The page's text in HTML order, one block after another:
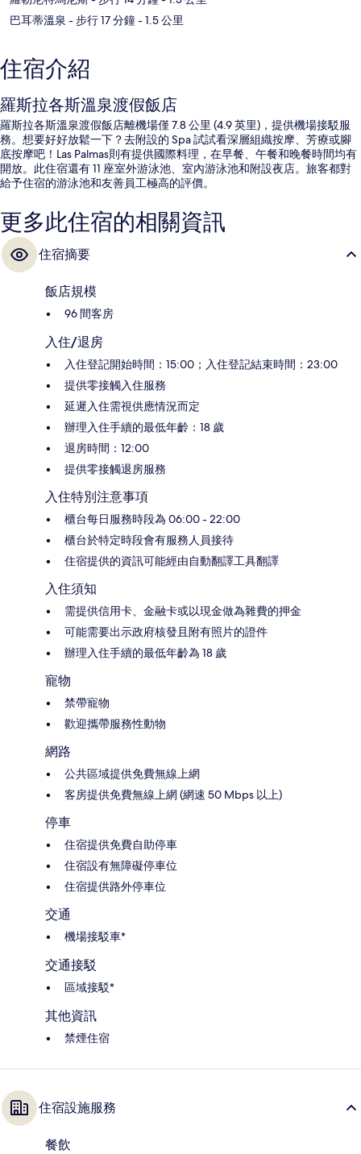
巴耳蒂溫泉 - 步行 17 分鐘- 1.5 公里
住宿介紹
羅斯拉各斯溫泉渡假飯店
羅斯拉各斯溫泉渡假飯店離機場僅 7.8 公里 (4.9 英里)，提供機場接駁服
務。想要好好放鬆一下？去附設的 Spa 試試看深層組織按摩、芳療或腳
底按摩吧！Las Palmas則有提供國際料理，在早餐、午餐和晚餐時間均有
開放。此住宿還有 11 座室外游泳池、室內游泳池和附設夜店。旅客都對
給予住宿的游泳池和友善員工極高的評價。
更多此住宿的相關資訊
住宿摘要
飯店規模
96 間客房
入住/退房
入住登記開始時間：15:00；入住登記結束時間：23:00
提供零接觸入住服務
延遲入住需視供應情況而定
辦理入住手續的最低年齡：18 歲
退房時間：12:00
提供零接觸退房服務
入住特別注意事項
櫃台每日服務時段為 06:00 - 22:00
櫃台於特定時段會有服務人員接待
住宿提供的資訊可能經由自動翻譯工具翻譯
入住須知
需提供信用卡、金融卡或以現金做為雜費的押金
可能需要出示政府核發且附有照片的證件
辦理入住手續的最低年齡為 18 歲
寵物
禁帶寵物
歡迎攜帶服務性動物
網路
公共區域提供免費無線上網
客房提供免費無線上網 (網速 50 Mbps 以上)
停車
住宿提供免費自助停車
住宿設有無障礙停車位
住宿提供路外停車位
交通
機場接駁車*
交通接駁
區域接駁*
其他資訊
禁煙住宿
住宿設施服務
餐飲